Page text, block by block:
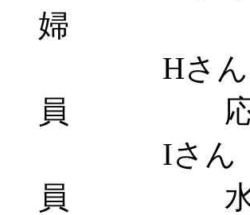
婦 応
Hさん
員 応
Iさん
員 水